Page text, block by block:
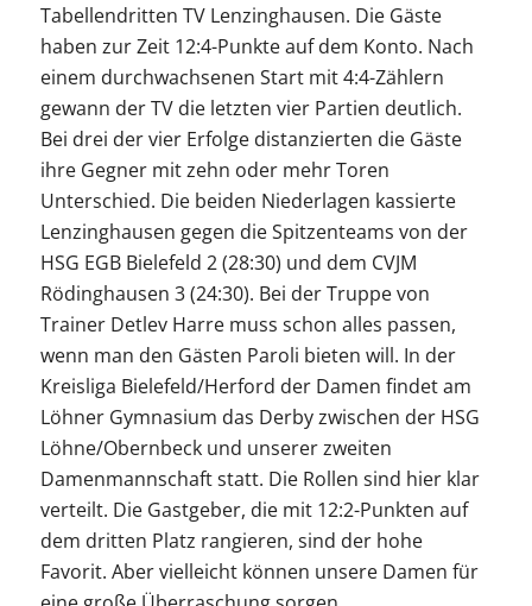
Tabellendritten TV Lenzinghausen. Die Gäste
haben zur Zeit 12:4-Punkte auf dem Konto. Nach
einem durchwachsenen Start mit 4:4-Zählern
gewann der TV die letzten vier Partien deutlich.
Bei drei der vier Erfolge distanzierten die Gäste
ihre Gegner mit zehn oder mehr Toren
Unterschied. Die beiden Niederlagen kassierte
Lenzinghausen gegen die Spitzenteams von der
HSG EGB Bielefeld 2 (28:30) und dem CVJM
Rödinghausen 3 (24:30). Bei der Truppe von
Trainer Detlev Harre muss schon alles passen,
wenn man den Gästen Paroli bieten will. In der
Kreisliga Bielefeld/Herford der Damen findet am
Löhner Gymnasium das Derby zwischen der HSG
Löhne/Obernbeck und unserer zweiten
Damenmannschaft statt. Die Rollen sind hier klar
verteilt. Die Gastgeber, die mit 12:2-Punkten auf
dem dritten Platz rangieren, sind der hohe
Favorit. Aber vielleicht können unsere Damen für